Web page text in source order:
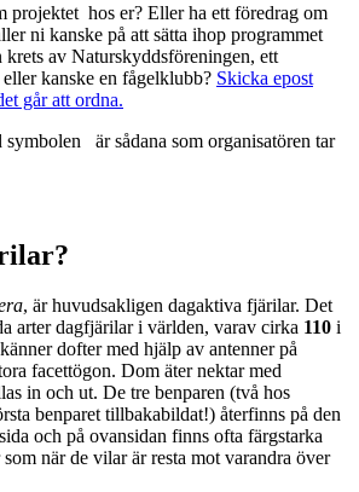
projektet hos er? Eller ha ett föredrag om
ni kanske på att sätta ihop programmet
av Naturskyddsföreningen, ett
kanske en fågelklubb? Skicka epost
går att ordna.
symbolen
är sådana som organisatören tar
, är huvudsakligen dagaktiva fjärilar. Det
arter dagfjärilar i världen, varav cirka 110 i
dofter med hjälp av antenner på
facettögon. Dom äter nektar med
in och ut. De tre benparen (två hos
benparet tillbakabildat!) återfinns på den
och på ovansidan finns ofta färgstarka
när de vilar är resta mot varandra över